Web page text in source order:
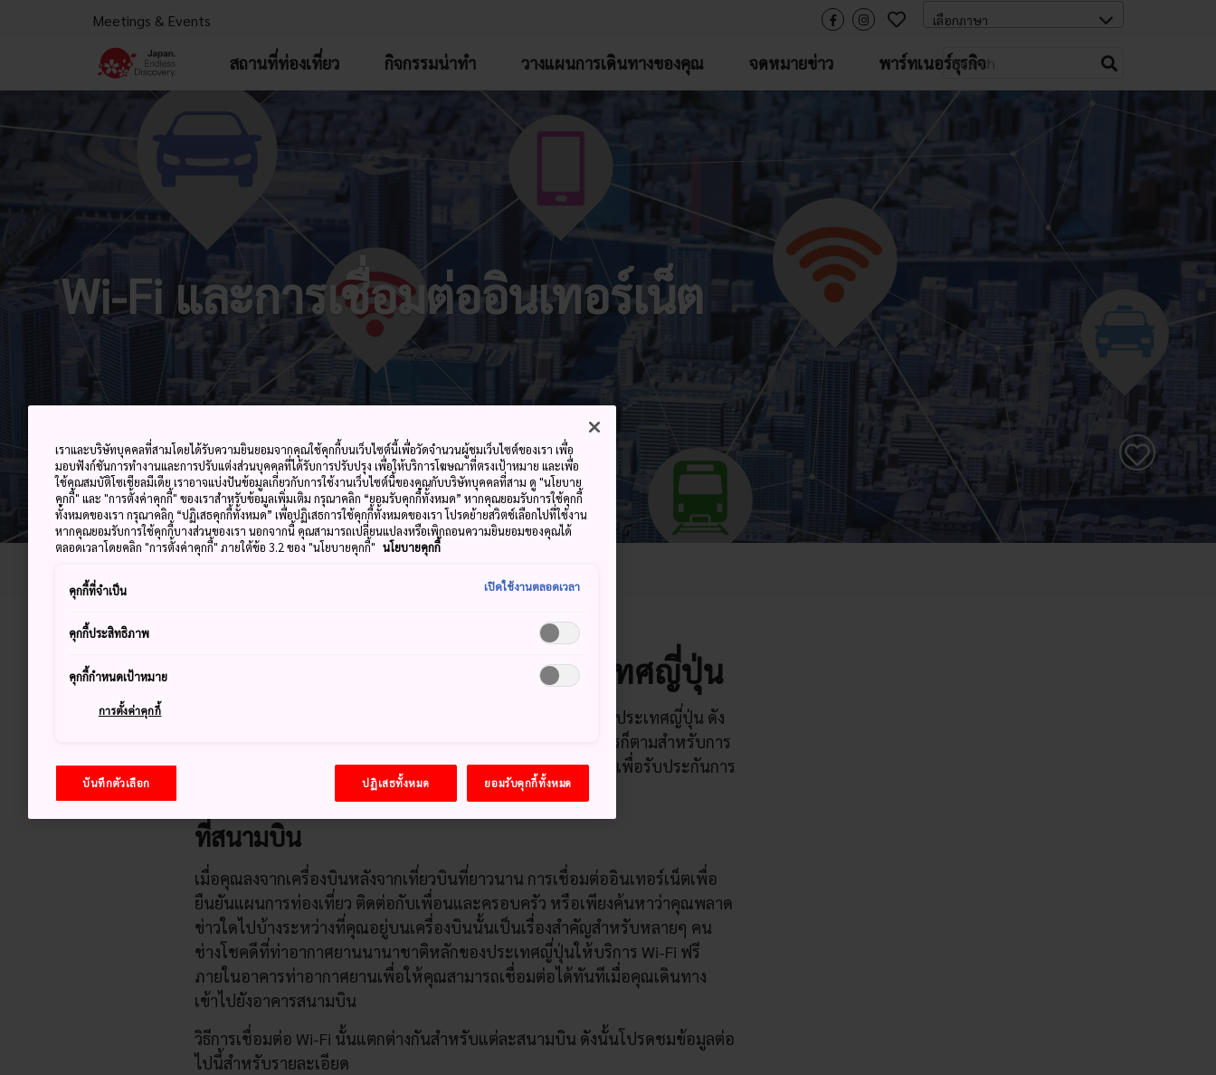
Meetings & Events
สถานที่ท่องเที่ยว กิจกรรมน่าทำ วางแผนการเดินทางของคุณ จดหมายข่าว พาร์ทเนอร์ธุรกิจ
Wi-Fi และการเชื่อมต่ออินเทอร์เน็ต
อินเตอร์เน็ต เรื่องที่ง่ายๆในประเทศญี่ปุ่น
ฮอตสปอตแบบไร้สายนั้นมีให้บริการอยู่ทั่วเมืองใหญ่ๆ ทั้งหมดในประเทศญี่ปุ่น ดัง
นั้นการเชื่อมต่อ Wi-Fi จึงเป็นเรื่องที่ทำได้อย่างง่ายดาย แต่อย่างไรก็ตามสำหรับการ
ใช้งานอินเตอร์เน็ตในบริเวณที่ห่างไกล ควรเช่า Wi-Fi แบบพกพาเพื่อรับประกันการ
ใช้งานอินเตอร์เน็ตแบบไม่ขาดตอน
ที่สนามบิน
เมื่อคุณลงจากเครื่องบินหลังจากเที่ยวบินที่ยาวนาน การเชื่อมต่ออินเทอร์เน็ตเพื่อ
ยืนยันแผนการท่องเที่ยว ติดต่อกับเพื่อนและครอบครัว หรือเพียงค้นหาว่าคุณพลาด
ข่าวใดไปบ้างระหว่างที่คุณอยู่บนเครื่องบินนั้นเป็นเรื่องสำคัญสำหรับหลายๆ คน
ช่างโชคดีที่ท่าอากาศยานนานาชาติหลักของประเทศญี่ปุ่นให้บริการ Wi-Fi ฟรี
ภายในอาคารท่าอากาศยานเพื่อให้คุณสามารถเชื่อมต่อได้ทันทีเมื่อคุณเดินทาง
เข้าไปยังอาคารสนามบิน
วิธีการเชื่อมต่อ Wi-Fi นั้นแตกต่างกันสำหรับแต่ละสนามบิน ดังนั้นโปรดชมข้อมูลต่อ
ไปนี้สำหรับรายละเอียด
เราและบริษัทบุคคลที่สามโดยได้รับความยินยอมจากคุณใช้คุกกี้บนเว็บไซต์นี้เพื่อวัดจำนวนผู้ชมเว็บไซต์ของเรา เพื่อ
มอบฟังก์ชันการทำงานและการปรับแต่งส่วนบุคคลที่ได้รับการปรับปรุง เพื่อให้บริการโฆษณาที่ตรงเป้าหมาย และเพื่อ
ใช้คุณสมบัติโซเชียลมีเดีย เราอาจแบ่งปันข้อมูลเกี่ยวกับการใช้งานเว็บไซต์นี้ของคุณกับบริษัทบุคคลที่สาม ดู "นโยบาย
คุกกี้" และ "การตั้งค่าคุกกี้" ของเราสำหรับข้อมูลเพิ่มเติม กรุณาคลิก “ยอมรับคุกกี้ทั้งหมด” หากคุณยอมรับการใช้คุกกี้
ทั้งหมดของเรา กรุณาคลิก “ปฏิเสธคุกกี้ทั้งหมด” เพื่อปฏิเสธการใช้คุกกี้ทั้งหมดของเรา โปรดย้ายสวิตช์เลือกไปที่ใช้งาน
หากคุณยอมรับการใช้คุกกี้บางส่วนของเรา นอกจากนี้ คุณสามารถเปลี่ยนแปลงหรือเพิกถอนความยินยอมของคุณได้
ตลอดเวลาโดยคลิก "การตั้งค่าคุกกี้" ภายใต้ข้อ 3.2 ของ "นโยบายคุกกี้" นโยบายคุกกี้
คุกกี้ที่จำเป็น เปิดใช้งานตลอดเวลา
คุกกี้ประสิทธิภาพ
คุกกี้กำหนดเป้าหมาย
การตั้งค่าคุกกี้
บันทึกตัวเลือก ปฏิเสธทั้งหมด ยอมรับคุกกี้ทั้งหมด